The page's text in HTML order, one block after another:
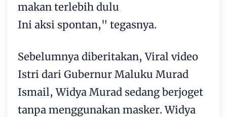
makan terlebih dulu
Ini aksi spontan," tegasnya.
Sebelumnya diberitakan, Viral video
Istri dari Gubernur Maluku Murad
Ismail, Widya Murad sedang berjoget
tanpa menggunakan masker. Widya